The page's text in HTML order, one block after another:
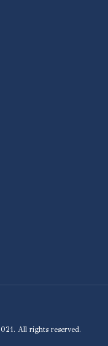
All rights reserved.